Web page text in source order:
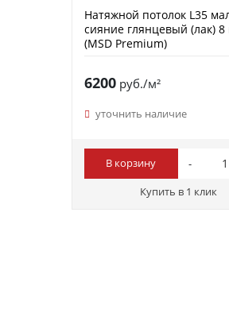
Натяжной потолок L35
сияние глянцевый (лак) 8
(MSD Premium)
6200руб./м²
уточнить наличие
В корзину
Купить в 1 клик